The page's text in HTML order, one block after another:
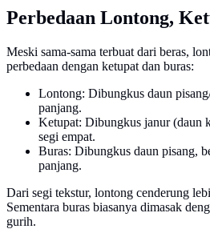
Perbedaan Lontong,
Meski sama-sama terbuat dari beras,
perbedaan dengan ketupat dan buras:
Lontong: Dibungkus daun
panjang.
Ketupat: Dibungkus janur (daun
segi empat.
Buras: Dibungkus daun pisang,
panjang.
Dari segi tekstur, lontong cenderung
Sementara buras biasanya dimasak
gurih.